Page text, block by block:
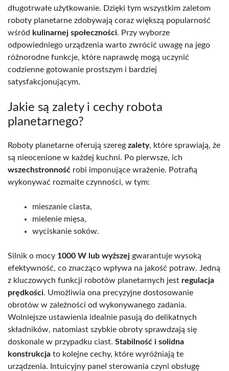
długotrwałe użytkowanie. Dzięki tym wszystkim zaletom
roboty planetarne zdobywają coraz większą popularność
wśród kulinarnej społeczności. Przy wyborze
odpowiedniego urządzenia warto zwrócić uwagę na jego
różnorodne funkcje, które naprawdę mogą uczynić
codzienne gotowanie prostszym i bardziej
satysfakcjonującym.
Jakie są zalety i cechy robota
planetarnego?
Roboty planetarne oferują szereg zalety, które sprawiają, że
są nieocenione w każdej kuchni. Po pierwsze, ich
wszechstronność robi imponujące wrażenie. Potrafią
wykonywać rozmaite czynności, w tym:
mieszanie ciasta,
mielenie mięsa,
wyciskanie soków.
Silnik o mocy 1000 W lub wyższej gwarantuje wysoką
efektywność, co znacząco wpływa na jakość potraw. Jedną
z kluczowych funkcji robotów planetarnych jest regulacja
prędkości. Umożliwia ona precyzyjne dostosowanie
obrotów w zależności od wykonywanego zadania.
Wolniejsze ustawienia idealnie pasują do delikatnych
składników, natomiast szybkie obroty sprawdzają się
doskonale w przypadku ciast. Stabilność i solidna
konstrukcja to kolejne cechy, które wyróżniają te
urządzenia. Intuicyjny panel sterowania czyni obsługę